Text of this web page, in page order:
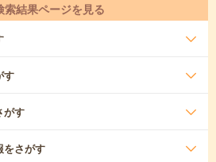
索結果ページを見る
す
がす
をさがす